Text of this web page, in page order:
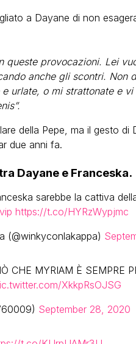
a Dayane di non
queste provocazioni. Lei
anche gli scontri. Non
urlate, o mi strattonate e
della Pepe, ma il gesto
due anni fa.
Dayane e Franceska.
sarebbe la cattiva
https://t.co/HYRzWypjmc
(@winkyconlakappa)
CHE MYRIAM È SEMPRE
XkkpRsOJSG
September 28, 2020